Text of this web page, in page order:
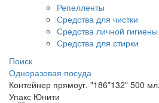
Репелленты
Средства для чистки
Средства личной гигиены
Средства для стирки
Поиск
Одноразовая посуда
Контейнер прямоуг. "186*132" 500
Упакс Юнити